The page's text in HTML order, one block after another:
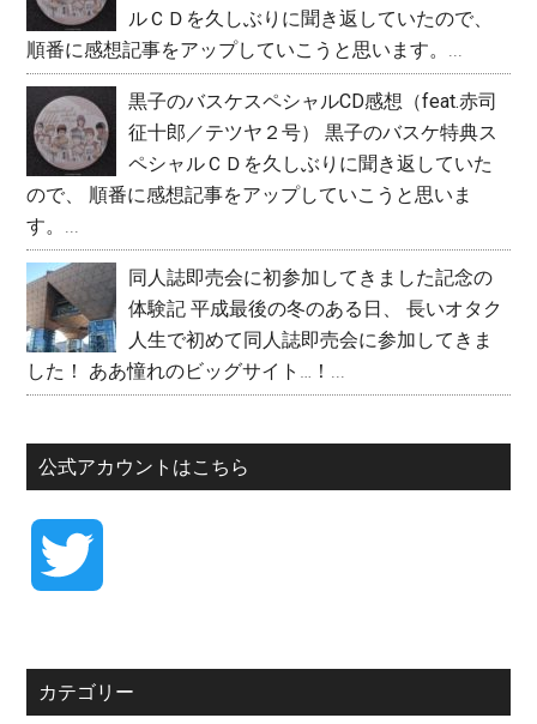
ルＣＤを久しぶりに聞き返していたので、
順番に感想記事をアップしていこうと思います。...
黒子のバスケスペシャルCD感想（feat.赤司
征十郎／テツヤ２号）
黒子のバスケ特典ス
ペシャルＣＤを久しぶりに聞き返していた
ので、 順番に感想記事をアップしていこうと思いま
す。...
同人誌即売会に初参加してきました記念の
体験記 平成最後の冬のある日、 長いオタク
人生で初めて同人誌即売会に参加してきま
した！ ああ憧れのビッグサイト…！...
公式アカウントはこちら
i
カテゴリー